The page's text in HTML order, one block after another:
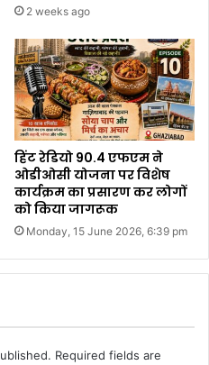
2 weeks ago
हिंट रेडियो 90.4 एफएम ने
ओडीओसी योजना पर विशेष
कार्यक्रम का प्रसारण कर लोगों
को किया जागरूक
Monday, 15 June 2026, 6:39 pm
Required fields are